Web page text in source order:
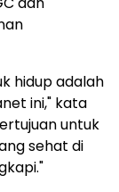
hidup adalah
ini," kata
untuk
sehat di